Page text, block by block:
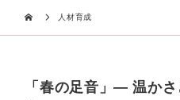
人材育成
「春の足音」— 温か